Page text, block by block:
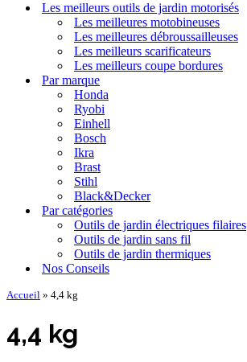
navigationLes meilleurs outils de jardin motorisés
Les meilleures motobineuses
Les meilleures débroussailleuses
Les meilleurs scarificateurs
Les meilleurs coupe bordures
Par marque
Honda
Ryobi
Einhell
Bosch
Ikra
Brast
Stihl
Black&Decker
Par catégories
Outils de jardin électriques filaires
Outils de jardin sans fil
Outils de jardin thermiques
Nos Conseils
Accueil » 4,4 kg
4,4 kg